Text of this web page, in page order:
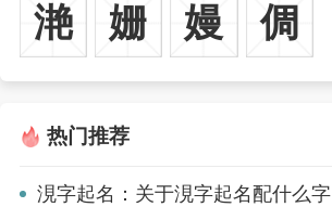
滟
姗 嫚 倜
热门推荐
涀字起名：关于涀字起名配什么字